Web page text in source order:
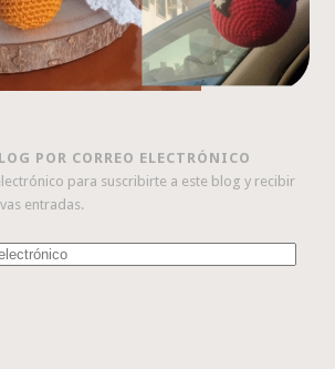
POR CORREO ELECTRÓNICO
para suscribirte a este blog y recibir
entradas.